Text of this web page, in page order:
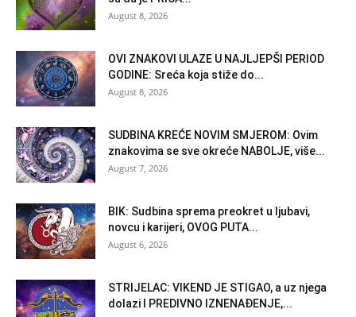
August 8, 2026
OVI ZNAKOVI ULAZE U NAJLJEPŠI PERIOD
GODINE: Sreća koja stiže do...
August 8, 2026
SUDBINA KREĆE NOVIM SMJEROM: Ovim
znakovima se sve okreće NABOLJE, više...
August 7, 2026
BIK: Sudbina sprema preokret u ljubavi,
novcu i karijeri, OVOG PUTA...
August 6, 2026
STRIJELAC: VIKEND JE STIGAO, a uz njega
dolazi I PREDIVNO IZNENAĐENJE,...